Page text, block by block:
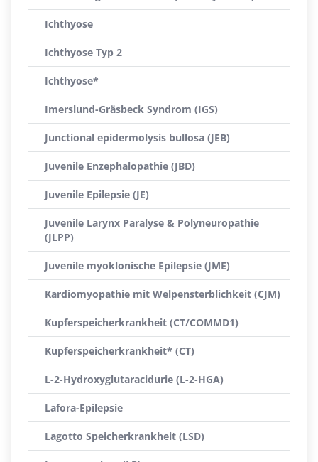
Ichthyose
Ichthyose Typ 2
Ichthyose*
Imerslund-Gräsbeck Syndrom (IGS)
Junctional epidermolysis bullosa (JEB)
Juvenile Enzephalopathie (JBD)
Juvenile Epilepsie (JE)
Juvenile Larynx Paralyse & Polyneuropathie
(JLPP)
Juvenile myoklonische Epilepsie (JME)
Kardiomyopathie mit Welpensterblichkeit (CJM)
Kupferspeicherkrankheit (CT/COMMD1)
Kupferspeicherkrankheit* (CT)
L-2-Hydroxyglutaracidurie (L-2-HGA)
Lafora-Epilepsie
Lagotto Speicherkrankheit (LSD)